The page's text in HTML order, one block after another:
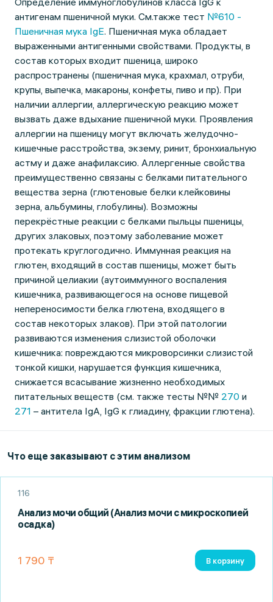
антигенам пшеничной муки. См.также тест №610 -
Пшеничная мука IgE. Пшеничная мука обладает
выраженными антигенными свойствами. Продукты, в
состав которых входит пшеница, широко
распространены (пшеничная мука, крахмал, отруби,
крупы, выпечка, макароны, конфеты, пиво и пр). При
наличии аллергии, аллергическую реакцию может
вызвать даже вдыхание пшеничной муки. Проявления
аллергии на пшеницу могут включать желудочно-
кишечные расстройства, экзему, ринит, бронхиальную
астму и даже анафилаксию. Аллергенные свойства
преимущественно связаны с белками питательного
вещества зерна (глютеновые белки клейковины
зерна, альбумины, глобулины). Возможны
перекрёстные реакции с белками пыльцы пшеницы,
других злаковых, поэтому заболевание может
протекать круглогодично. Иммунная реакция на
глютен, входящий в состав пшеницы, может быть
причиной целиакии (аутоиммунного воспаления
кишечника, развивающегося на основе пищевой
непереносимости белка глютена, входящего в
состав некоторых злаков). При этой патологии
развиваются изменения слизистой оболочки
кишечника: повреждаются микроворсинки слизистой
тонкой кишки, нарушается функция кишечника,
снижается всасывание жизненно необходимых
питательных веществ (см. также тесты №№ 270 и
271 – антитела IgA, IgG к глиадину, фракции глютена).
Что еще заказывают с этим анализом
116
Анализ мочи общий (Анализ мочи с микроскопией
осадка)
1 790 ₸ В корзину